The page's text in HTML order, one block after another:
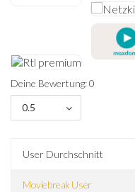
Deine Bewertung: 0
0.5
User Durchschnitt
Moviebreak User